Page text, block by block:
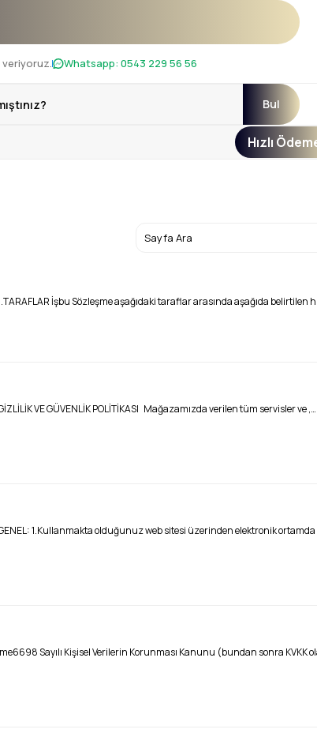
veriyoruz. Whatsapp: 0543 229 56 56
Bul
Hızlı
İşbu Sözleşme aşağıdaki taraflar arasında aşağıda
VE GÜVENLİK POLİTİKASI Mağazamızda verilen tüm servisler
GENEL: 1.Kullanmakta olduğunuz web sitesi üzerinden elektronik
Sayılı Kişisel Verilerin Korunması Kanunu (bundan sonra